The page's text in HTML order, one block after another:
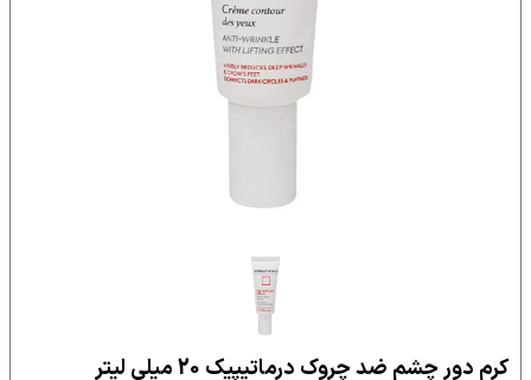
کرم دور چشم ضد چروک درماتیپیک 20 میلی لیتر